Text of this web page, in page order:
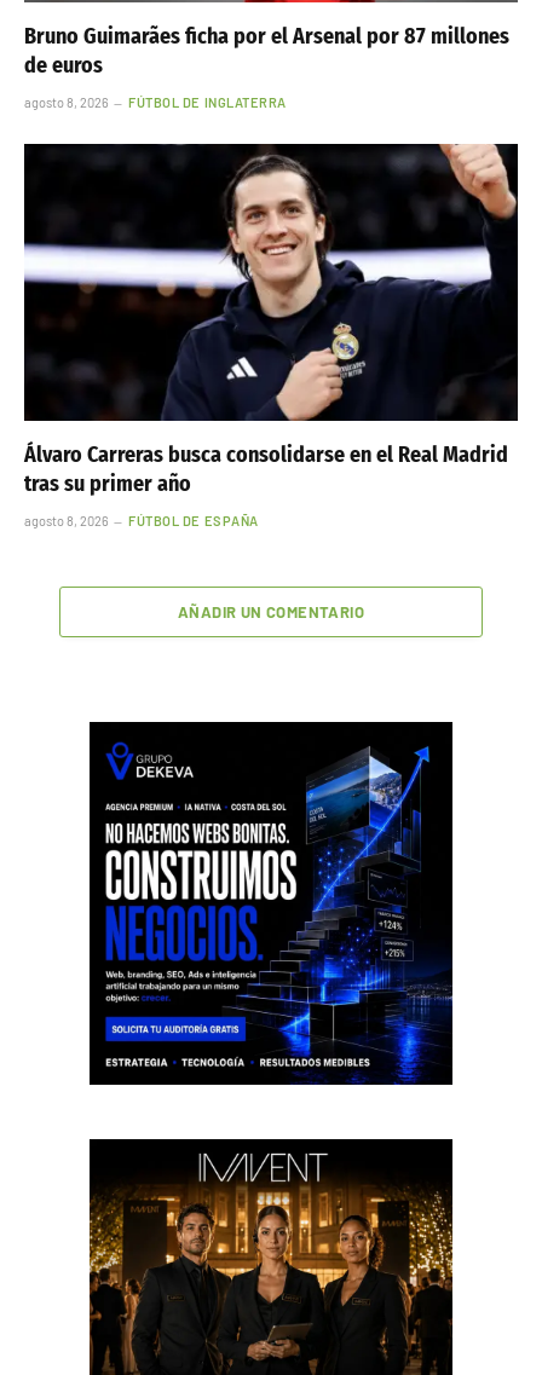
Bruno Guimarães ficha por el Arsenal por 87 millones
de euros
agosto 8, 2026 FÚTBOL DE INGLATERRA
Álvaro Carreras busca consolidarse en el Real Madrid
tras su primer año
agosto 8, 2026 FÚTBOL DE ESPAÑA
AÑADIR UN COMENTARIO